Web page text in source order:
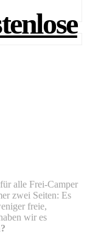
alle Frei-Camper
zwei Seiten: Es
freie,
wir es